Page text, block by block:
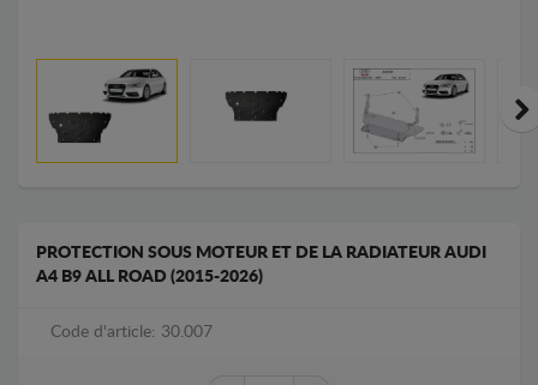
PROTECTION SOUS MOTEUR ET DE LA RADIATEUR AUDI
A4 B9 ALL ROAD (2015-2026)
Code d'article: 30.007